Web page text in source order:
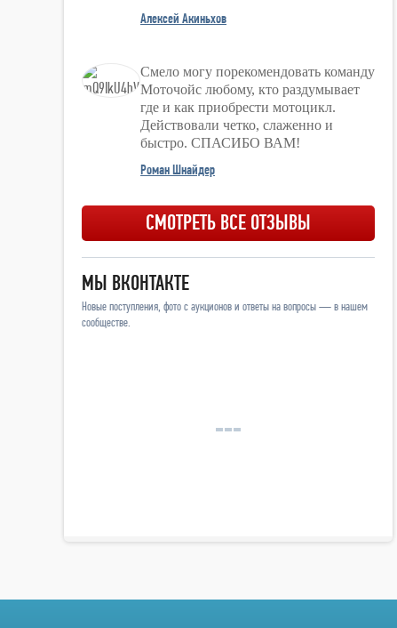
Алексей Акиньхов
Смело могу порекомендовать команду
Моточойс любому, кто раздумывает
где и как приобрести мотоцикл.
Действовали четко, слаженно и
быстро. СПАСИБО ВАМ!
Роман Шнайдер
СМОТРЕТЬ ВСЕ ОТЗЫВЫ
МЫ ВКОНТАКТЕ
Новые поступления, фото с аукционов и ответы на вопросы — в нашем
сообществе.